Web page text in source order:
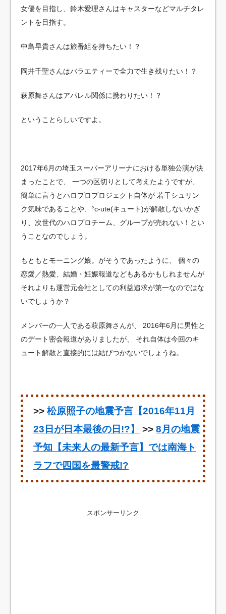
女優を目指し、鈴木愛理さんはキャスターなどマルチタレ
ントを目指す。
中島早貴さんは旅番組を持ちたい！？
岡井千聖さんはバラエティーで全力で生き残りたい！？
萩原舞さんはアパレル関係に携わりたい！？
ということらしいですよ。
2017年6月の埼玉スーパーアリーナにおける単独公演が決
まったことで、
一つの区切りとして考えたようですが、
簡単に言うとハロプロプロジェクト自体が 若干シュリン
ク気味であることや、°c-ute(キュート)が解散しないかぎ
り、次世代のハロプロチーム、グループが売れない！とい
うことなのでしょう。
もともとモーニング娘。がそうであったように、
個々の
恋愛／熱愛、結婚・妊娠報道などもあるかもしれませんが
それよりも運営元会社としての利益追求が第一なのではな
いでしょうか？
メンバーの一人である萩原舞さんが、
2016年6月に男性と
のデート密会報道がありましたが、
それ自体は今回のキ
ュート解散と直接的には結びつかないでしょうね。
>> 松原照子の地震予言【2016年11月
23日が日本最後の日!?】
>> 8月の地震
予知【未来人の最新予言】では南海ト
ラフで四国を最警戒!?
スポンサーリンク